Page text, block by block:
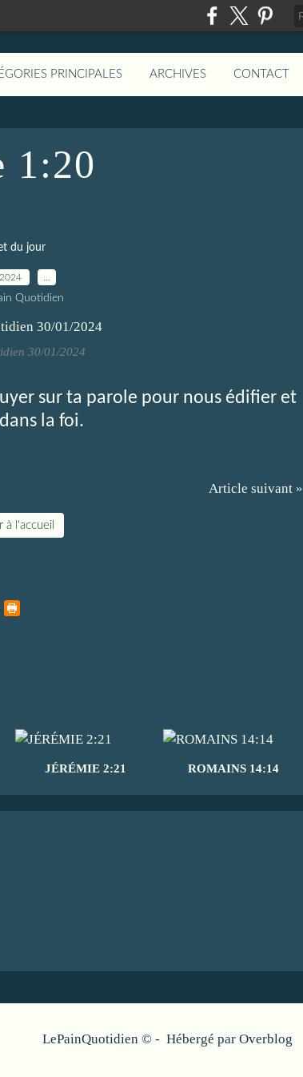
PRINCIPALES ARCHIVES CONTACT
1:20
du jour
Quotidien
30/01/2024
sur ta parole pour nous édifier et
la foi.
Article suivant »
à l'accueil
JÉRÉMIE 2:21 ROMAINS 14:14
LePainQuotidien © - Hébergé par Overblog